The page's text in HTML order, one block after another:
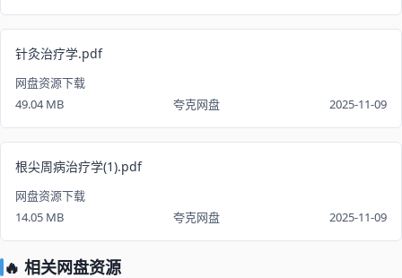
针灸治疗学.pdf
网盘资源下载
49.04 MB
夸克网盘 2025-11-09
根尖周病治疗学(1).pdf
网盘资源下载
14.05 MB
夸克网盘 2025-11-09
🔥 相关网盘资源